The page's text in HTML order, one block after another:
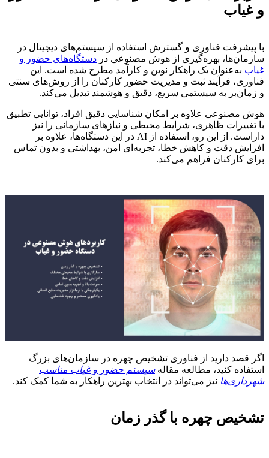
و غیاب
با پیشرفت فناوری و گسترش استفاده از سیستم‌های دیجیتال در
سازمان‌ها، بهره‌گیری از هوش مصنوعی در دستگاه‌های حضور و
غیاب به‌عنوان یک راهکار نوین و کارآمد مطرح شده است. این
فناوری، فرآیند ثبت و مدیریت حضور کارکنان را از روش‌های سنتی
و زمان‌بر به سیستمی سریع، دقیق و هوشمند تبدیل می‌کند.
هوش مصنوعی علاوه بر امکان شناسایی دقیق افراد، توانایی تطبیق
با تغییرات ظاهری، شرایط محیطی و نیازهای سازمانی را نیز
داراست. از این رو، استفاده از AI در این دستگاه‌ها، علاوه بر
افزایش دقت و کاهش خطا، تجربه‌ای امن، بهداشتی و بدون تماس
برای کارکنان فراهم می‌کند.
اگر قصد دارید از فناوری تشخیص چهره در سازمان‌های بزرگ
استفاده کنید، مطالعه مقالهسیستم حضور و غیاب مناسب
شهرداری‌ها نیز می‌تواند در انتخاب بهترین راهکار به شما کمک کند.
تشخیص چهره با گذر زمان